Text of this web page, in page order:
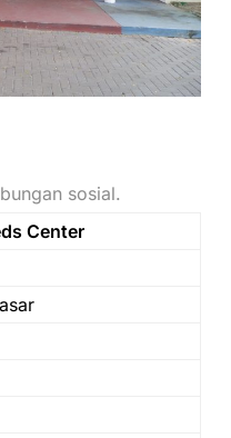
sosial.
Center